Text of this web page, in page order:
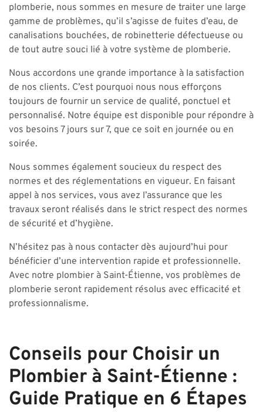
plomberie, nous sommes en mesure de traiter une large
gamme de problèmes, qu’il s’agisse de fuites d’eau, de
canalisations bouchées, de robinetterie défectueuse ou
de tout autre souci lié à votre système de plomberie.
Nous accordons une grande importance à la satisfaction
de nos clients. C’est pourquoi nous nous efforçons
toujours de fournir un service de qualité, ponctuel et
personnalisé. Notre équipe est disponible pour répondre à
vos besoins 7 jours sur 7, que ce soit en journée ou en
soirée.
Nous sommes également soucieux du respect des
normes et des réglementations en vigueur. En faisant
appel à nos services, vous avez l’assurance que les
travaux seront réalisés dans le strict respect des normes
de sécurité et d’hygiène.
N’hésitez pas à nous contacter dès aujourd’hui pour
bénéficier d’une intervention rapide et professionnelle.
Avec notre plombier à Saint-Étienne, vos problèmes de
plomberie seront rapidement résolus avec efficacité et
professionnalisme.
Conseils pour Choisir un
Plombier à Saint-Étienne :
Guide Pratique en 6 Étapes